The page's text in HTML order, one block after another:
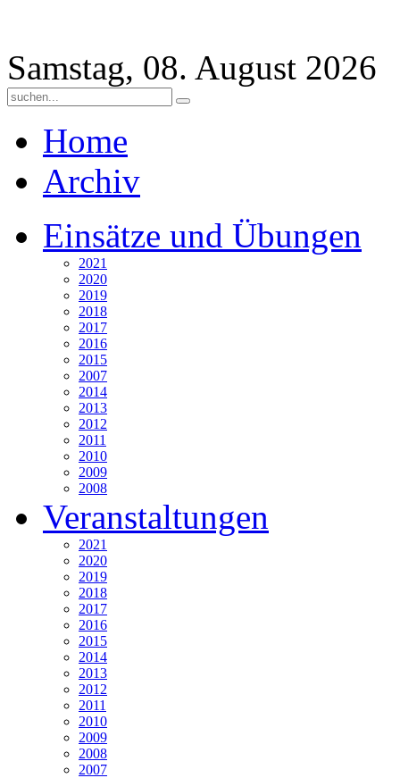
Samstag, 08. August 2026
Home
Archiv
Einsätze und Übungen
2021
2020
2019
2018
2017
2016
2015
2007
2014
2013
2012
2011
2010
2009
2008
Veranstaltungen
2021
2020
2019
2018
2017
2016
2015
2014
2013
2012
2011
2010
2009
2008
2007